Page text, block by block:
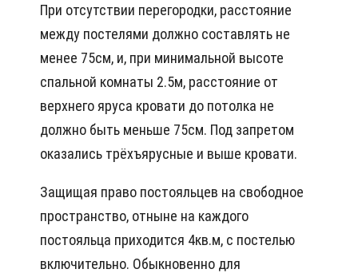
При отсутствии перегородки, расстояние
между постелями должно составлять не
менее 75см, и, при минимальной высоте
спальной комнаты 2.5м, расстояние от
верхнего яруса кровати до потолка не
должно быть меньше 75см. Под запретом
оказались трёхъярусные и выше кровати.
Защищая право постояльцев на свободное
пространство, отныне на каждого
постояльца приходится 4кв.м, с постелью
включительно. Обыкновенно для